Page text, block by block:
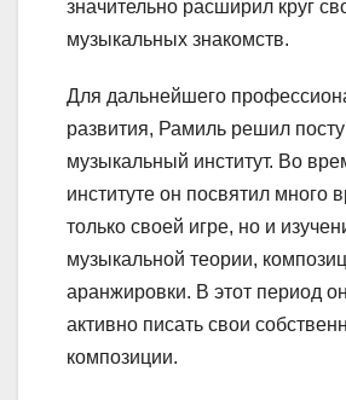
значительно расширил круг
музыкальных знакомств.
Для дальнейшего
развития, Рамиль решил
музыкальный институт. Во
институте он посвятил много
только своей игре, но и
музыкальной теории,
аранжировки. В этот период
активно писать свои
композиции.